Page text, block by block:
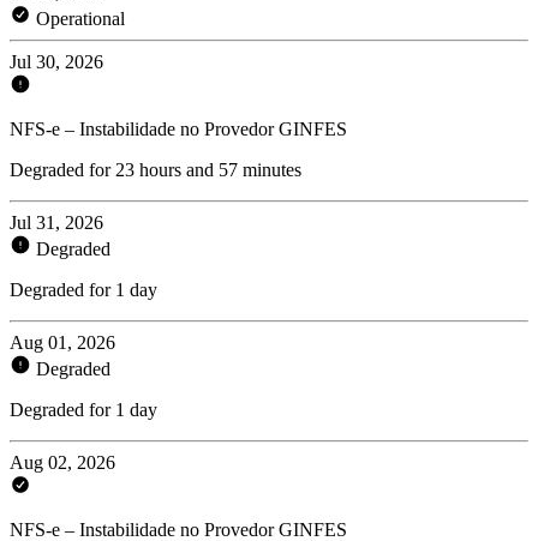
Operational
Jul 30, 2026
NFS-e – Instabilidade no Provedor GINFES
Degraded for 23 hours and 57 minutes
Jul 31, 2026
Degraded
Degraded for 1 day
Aug 01, 2026
Degraded
Degraded for 1 day
Aug 02, 2026
NFS-e – Instabilidade no Provedor GINFES